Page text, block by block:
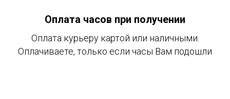
Оплата часов при получении
Оплата курьеру картой или наличными.
Оплачиваете, только если часы Вам подошли